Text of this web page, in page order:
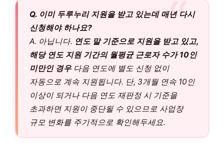
Q. 이미 두루누리 지원을 받고 있는데 매년 다시
신청해야 하나요?
A. 아닙니다. 연도 말 기준으로 지원을 받고 있고,
해당 연도 지원 기간의 월평균 근로자 수가 10인
미만인 경우 다음 연도에 별도 신청 없이
자동으로 계속 지원됩니다. 단, 3개월 연속 10인
이상이 되거나 다음 연도 재판정 시 기준을
초과하면 지원이 중단될 수 있으므로 사업장
규모 변화를 주기적으로 확인해두세요.